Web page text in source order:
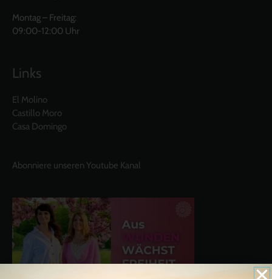
Montag – Freitag:
09:00-12:00 Uhr
Links
El Molino
Castillo Moro
Casa Domingo
Abonniere unseren Youtube Kanal